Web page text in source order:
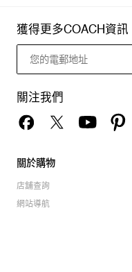
獲得更多COACH資訊
關注我們
關於購物
店舖查詢
網站導航